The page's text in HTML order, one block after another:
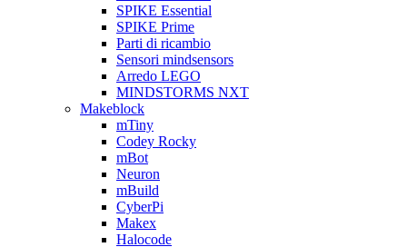
SPIKE Essential
SPIKE Prime
Parti di ricambio
Sensori mindsensors
Arredo LEGO
MINDSTORMS NXT
Makeblock
mTiny
Codey Rocky
mBot
Neuron
mBuild
CyberPi
Makex
Halocode